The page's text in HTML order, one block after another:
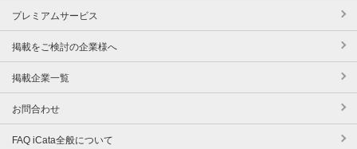
プレミアムサービス
掲載をご検討の企業様へ
掲載企業一覧
お問合わせ
FAQ iCata全般について